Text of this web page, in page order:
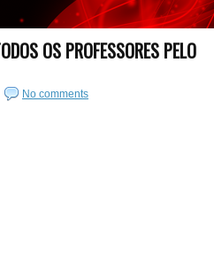
OS PROFESSORES PELO
No comments